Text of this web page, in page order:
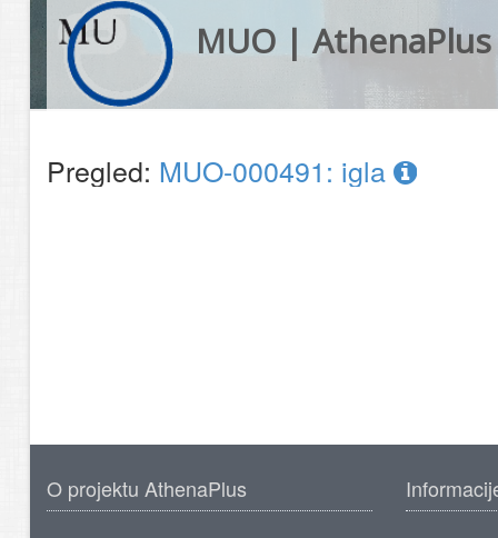
MUO | AthenaPlus
Pregled: MUO-000491: igla
O projektu AthenaPlus